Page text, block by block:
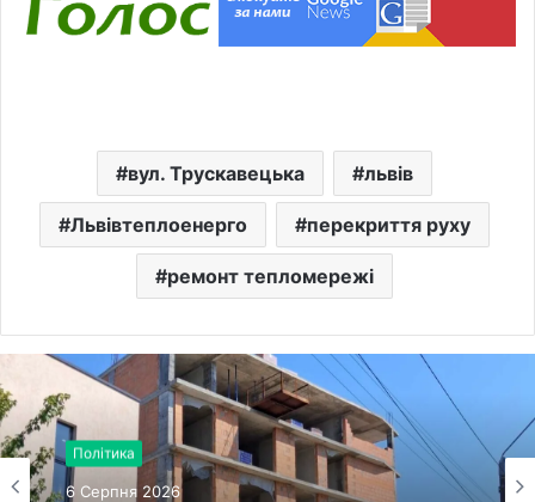
вул. Трускавецька львів
Львівтеплоенерго перекриття руху
ремонт тепломережі
Політика
6 Серпня 2026